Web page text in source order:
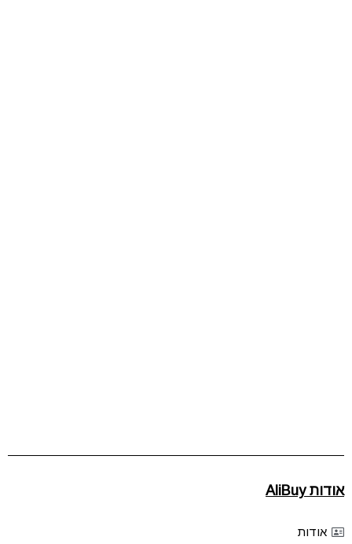
אודות AliBuy
אודות